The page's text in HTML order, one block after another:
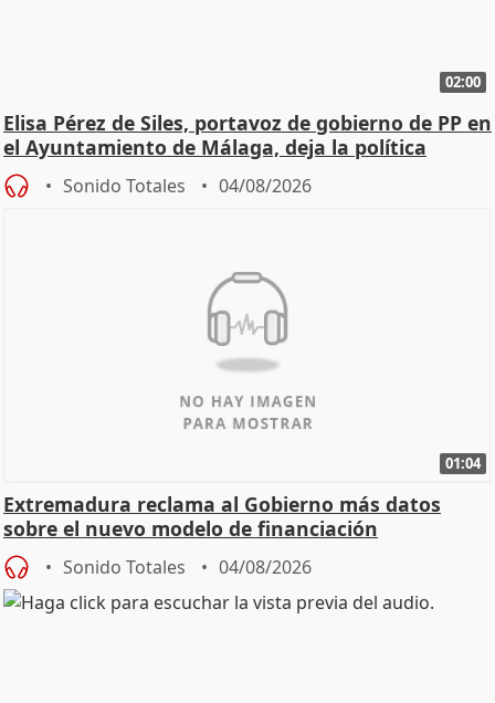
02:00
Elisa Pérez de Siles, portavoz de gobierno de PP en
el Ayuntamiento de Málaga, deja la política
Sonido Totales 04/08/2026
01:04
Extremadura reclama al Gobierno más datos
sobre el nuevo modelo de financiación
Sonido Totales 04/08/2026